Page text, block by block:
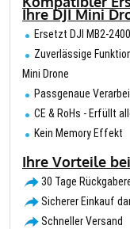
Ihre DJI Mini
Ersetzt DJI MB2-
Zuverlässige
Mini Drone
Passgenaue
CE & RoHs - Erfüllt
Kein Memory Effekt
Ihre Vorteile
30 Tage
Sicherer Einkauf
Schneller Versand